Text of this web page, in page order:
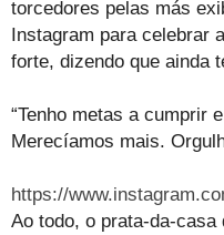
torcedores pelas más
Instagram para celebrar
forte, dizendo que ainda
“Tenho metas a cumprir
Merecíamos mais.
https://
Ao todo, o prata-da-